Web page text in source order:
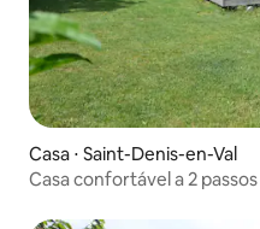
Casa ⋅ Saint-Denis-en-Val
Casa confortável a 2